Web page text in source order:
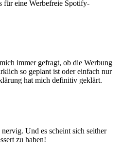
für eine Werbefreie Spotify-
immer gefragt, ob die Werbung
so geplant ist oder einfach nur
hat mich definitiv geklärt.
Und es scheint sich seither
zu haben!